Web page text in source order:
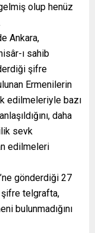
olup henüz
Ankara,
ı sahib
şifre
Ermenilerin
edilmeleriyle bazı
daha
sevk
edilmeleri
gönderdiği 27
şifre telgrafta,
bulunmadığını